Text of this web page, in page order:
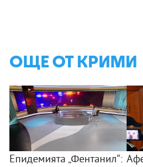
ОЩЕ ОТ КРИМИ
Епидемията „Фентанил”: